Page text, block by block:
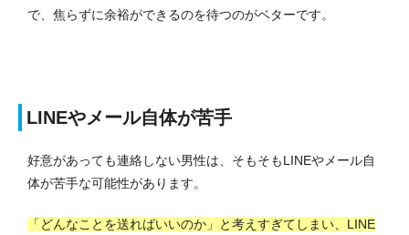
で、焦らずに余裕ができるのを待つのがベターです。
LINEやメール自体が苦手
好意があっても連絡しない男性は、そもそもLINEやメール自
体が苦手な可能性があります。
「どんなことを送ればいいのか」と考えすぎてしまい、LINE